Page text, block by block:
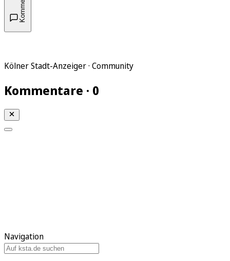
Kölner Stadt-Anzeiger · Community
Kommentare · 0
Navigation